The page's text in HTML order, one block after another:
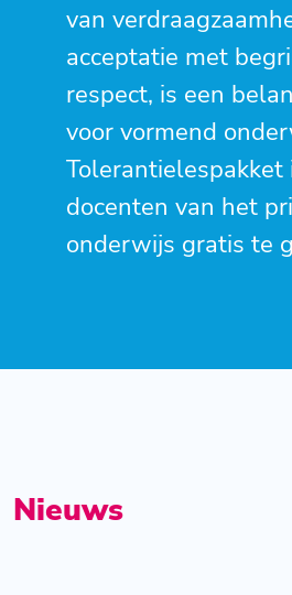
van
acceptatie met
respect, is een
voor vormend
Tolerantielespakket
docenten van het
onderwijs gratis te
Nieuws